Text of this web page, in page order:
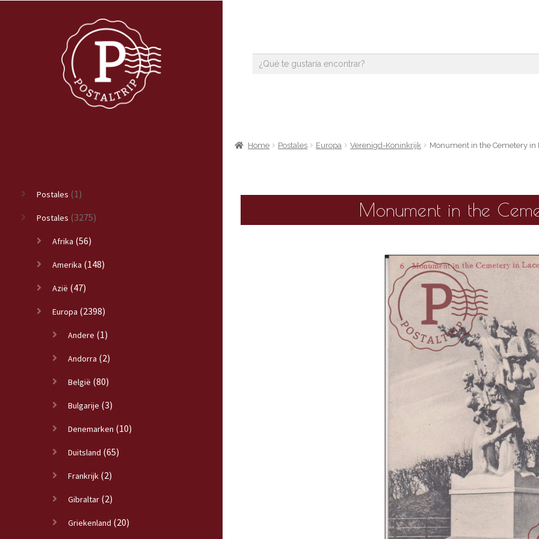
Postales (1)
Postales (3275)
Afrika (56)
Amerika (148)
Azië (47)
Europa (2398)
Andere (1)
Andorra (2)
België (80)
Bulgarije (3)
Denemarken (10)
Duitsland (65)
Frankrijk (2)
Gibraltar (2)
Griekenland (20)
Home Postales Europa Verenigd-Koninkrijk Monument in the Cemetery in
Monument in the